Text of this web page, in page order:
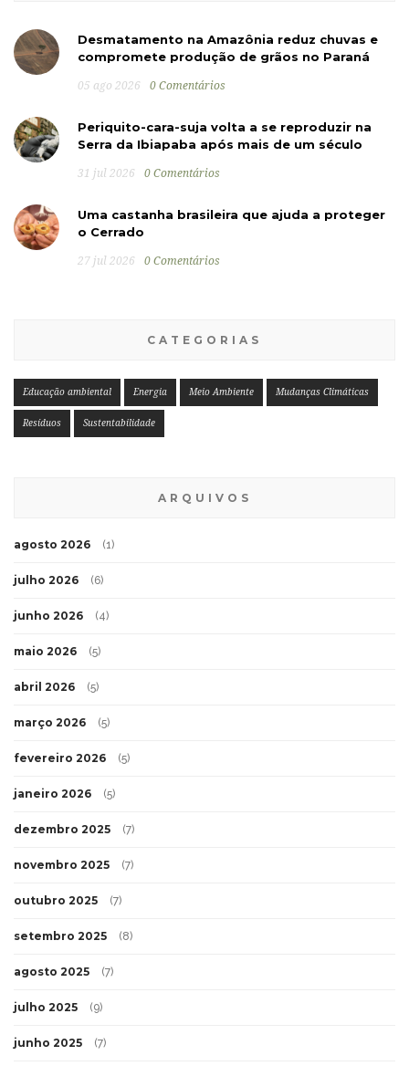
Desmatamento na Amazônia reduz chuvas e
compromete produção de grãos no Paraná
05 ago 2026 0 Comentários
Periquito-cara-suja volta a se reproduzir na
Serra da Ibiapaba após mais de um século
31 jul 2026 0 Comentários
Uma castanha brasileira que ajuda a proteger
o Cerrado
27 jul 2026 0 Comentários
CATEGORIAS
Educação ambiental Energia Meio Ambiente Mudanças Climáticas
Resíduos Sustentabilidade
ARQUIVOS
agosto 2026 (1)
julho 2026 (6)
junho 2026 (4)
maio 2026 (5)
abril 2026 (5)
março 2026 (5)
fevereiro 2026 (5)
janeiro 2026 (5)
dezembro 2025 (7)
novembro 2025 (7)
outubro 2025 (7)
setembro 2025 (8)
agosto 2025 (7)
julho 2025 (9)
junho 2025 (7)